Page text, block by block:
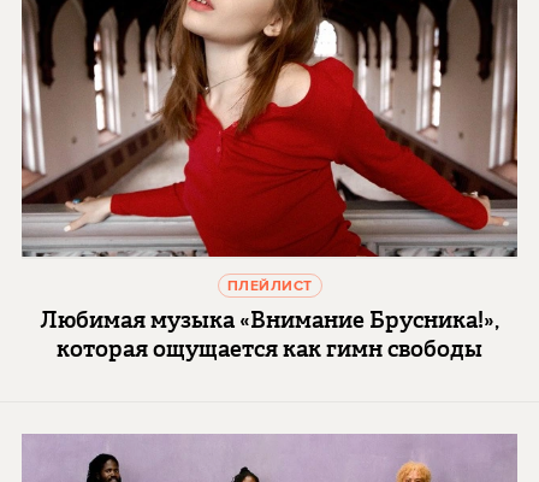
ПЛЕЙЛИСТ
Любимая музыка «Внимание Брусника!»,
которая ощущается как гимн свободы